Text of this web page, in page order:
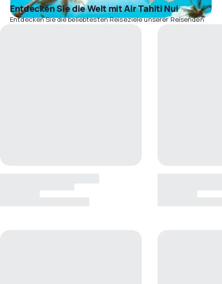
Entdecken Sie die Welt mit Air Tahiti Nui
Entdecken Sie die beliebtesten Reiseziele unserer Reisenden